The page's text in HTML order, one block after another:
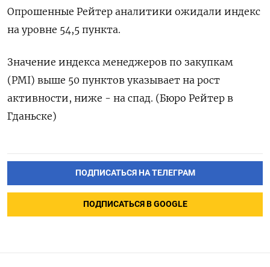
Опрошенные Рейтер аналитики ожидали индекс
на уровне 54,5 пункта.
Значение индекса менеджеров по закупкам
(PMI) выше 50 пунктов указывает на рост
активности, ниже - на спад. (Бюро Рейтер в
Гданьске)
ПОДПИСАТЬСЯ НА ТЕЛЕГРАМ
ПОДПИСАТЬСЯ В GOOGLE